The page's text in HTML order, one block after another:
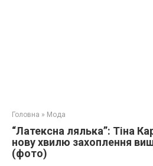
Головна » Мода
“Латексна лялька”: Тіна
нову хвилю захоплення
(фото)